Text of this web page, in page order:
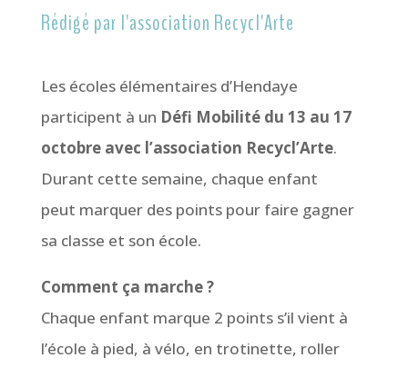
Rédigé par l'association Recycl'Arte
Les écoles élémentaires d’Hendaye
participent à un Défi Mobilité du 13 au 17
octobre avec l’association Recycl’Arte.
Durant cette semaine, chaque enfant
peut marquer des points pour faire gagner
sa classe et son école.
Comment ça marche ?
Chaque enfant marque 2 points s’il vient à
l’école à pied, à vélo, en trotinette, roller